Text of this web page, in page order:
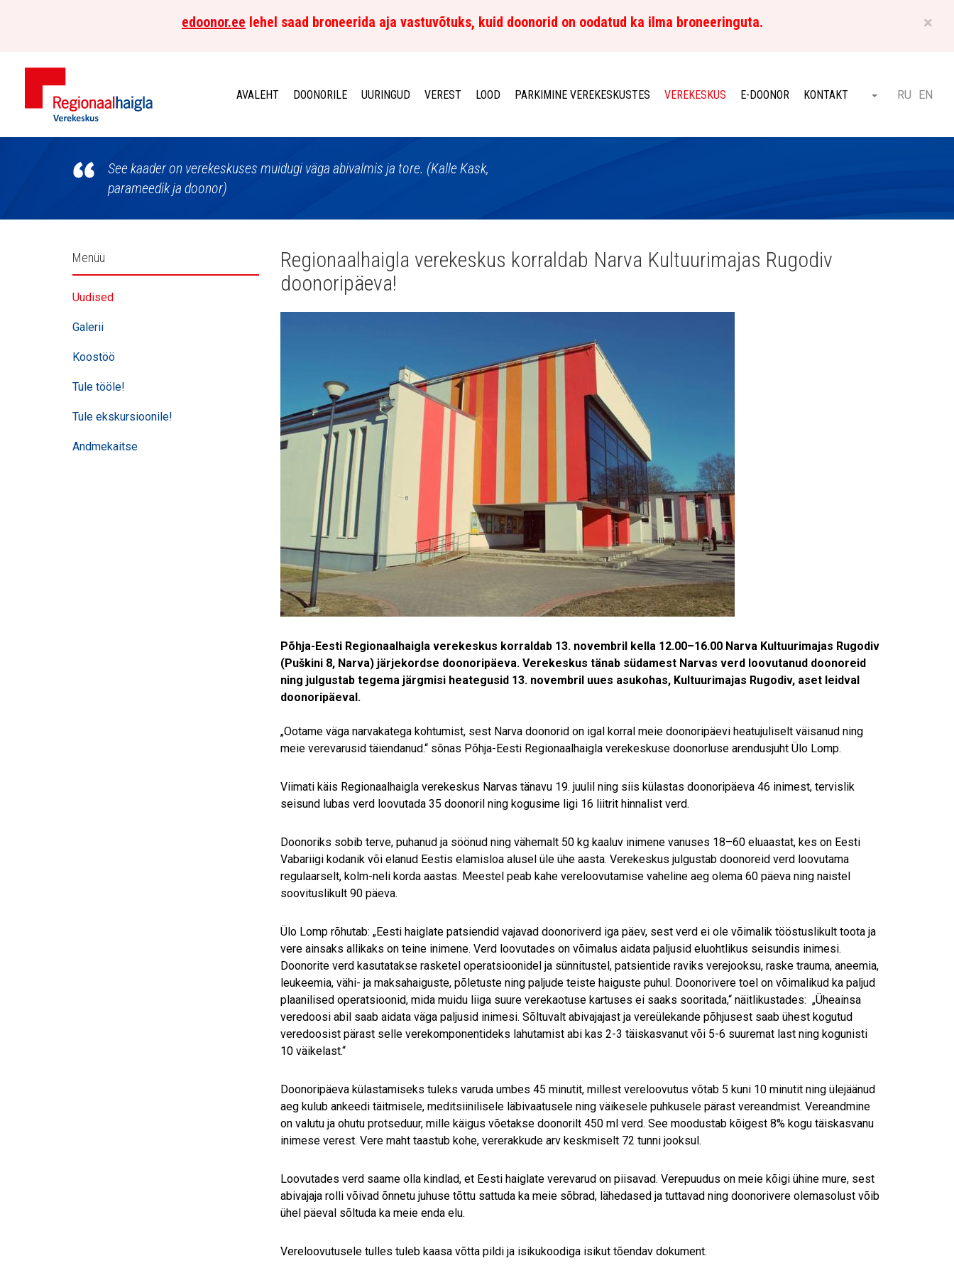
×
edoonor.ee lehel saad broneerida aja vastuvõtuks, kuid doonorid on oodatud ka ilma broneeringuta.
Põhja-
AVALEHT DOONORILE UURINGUD VEREST LOOD PARKIMINE VEREKESKUSTES VEREKESKUS E-DOONOR KONTAKT Otsi ET
RU EN
See kaader on verekeskuses muidugi väga abivalmis ja tore. (Kalle Kask,
parameedik ja doonor)
Külgpaani
navigatsioon
Menüü
Uudised
Galerii
Koostöö
Tule tööle!
Tule ekskursioonile!
Andmekaitse
Regionaalhaigla verekeskus korraldab Narva Kultuurimajas Rugodiv
doonoripäeva!
Põhja-Eesti Regionaalhaigla verekeskus korraldab 13. novembril kella 12.00–16.00 Narva Kultuurimajas Rugodiv
(Puškini 8, Narva) järjekordse doonoripäeva. Verekeskus tänab südamest Narvas verd loovutanud doonoreid
ning julgustab tegema järgmisi heategusid 13. novembril uues asukohas, Kultuurimajas Rugodiv, aset leidval
doonoripäeval.
„Ootame väga narvakatega kohtumist, sest Narva doonorid on igal korral meie doonoripäevi heatujuliselt väisanud ning
meie verevarusid täiendanud.“ sõnas Põhja-Eesti Regionaalhaigla verekeskuse doonorluse arendusjuht Ülo Lomp.
Viimati käis Regionaalhaigla verekeskus Narvas tänavu 19. juulil ning siis külastas doonoripäeva 46 inimest, tervislik
seisund lubas verd loovutada 35 doonoril ning kogusime ligi 16 liitrit hinnalist verd.
Doonoriks sobib terve, puhanud ja söönud ning vähemalt 50 kg kaaluv inimene vanuses 18–60 eluaastat, kes on Eesti
Vabariigi kodanik või elanud Eestis elamisloa alusel üle ühe aasta. Verekeskus julgustab doonoreid verd loovutama
regulaarselt, kolm-neli korda aastas. Meestel peab kahe vereloovutamise vaheline aeg olema 60 päeva ning naistel
soovituslikult 90 päeva.
Ülo Lomp rõhutab: „Eesti haiglate patsiendid vajavad doonoriverd iga päev, sest verd ei ole võimalik tööstuslikult toota ja
vere ainsaks allikaks on teine inimene. Verd loovutades on võimalus aidata paljusid eluohtlikus seisundis inimesi.
Doonorite verd kasutatakse rasketel operatsioonidel ja sünnitustel, patsientide raviks verejooksu, raske trauma, aneemia,
leukeemia, vähi- ja maksahaiguste, põletuste ning paljude teiste haiguste puhul. Doonorivere toel on võimalikud ka paljud
plaanilised operatsioonid, mida muidu liiga suure verekaotuse kartuses ei saaks sooritada,“ näitlikustades: „Üheainsa
veredoosi abil saab aidata väga paljusid inimesi. Sõltuvalt abivajajast ja vereülekande põhjusest saab ühest kogutud
veredoosist pärast selle verekomponentideks lahutamist abi kas 2-3 täiskasvanut või 5-6 suuremat last ning kogunisti
10 väikelast.“
Doonoripäeva külastamiseks tuleks varuda umbes 45 minutit, millest vereloovutus võtab 5 kuni 10 minutit ning ülejäänud
aeg kulub ankeedi täitmisele, meditsiinilisele läbivaatusele ning väikesele puhkusele pärast vereandmist. Vereandmine
on valutu ja ohutu protseduur, mille käigus võetakse doonorilt 450 ml verd. See moodustab kõigest 8% kogu täiskasvanu
inimese verest. Vere maht taastub kohe, vererakkude arv keskmiselt 72 tunni jooksul.
Loovutades verd saame olla kindlad, et Eesti haiglate verevarud on piisavad. Verepuudus on meie kõigi ühine mure, sest
abivajaja rolli võivad õnnetu juhuse tõttu sattuda ka meie sõbrad, lähedased ja tuttavad ning doonorivere olemasolust võib
ühel päeval sõltuda ka meie enda elu.
Vereloovutusele tulles tuleb kaasa võtta pildi ja isikukoodiga isikut tõendav dokument.